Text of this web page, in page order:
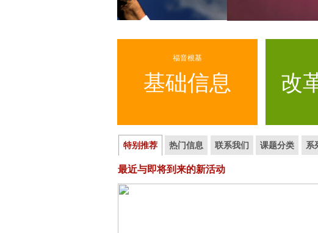
福音根基
基础信息 改
特别推荐 热门信息 联系我们 课题分类 系
最近与即将到来的新活动